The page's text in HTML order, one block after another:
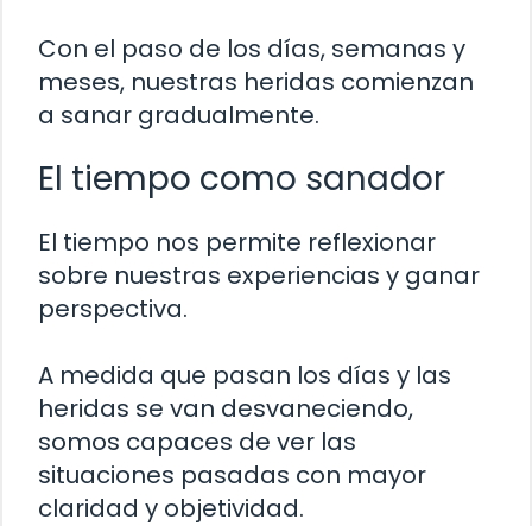
Con el paso de los días, semanas y
meses, nuestras heridas comienzan
a sanar gradualmente.
El tiempo como sanador
El tiempo nos permite reflexionar
sobre nuestras experiencias y ganar
perspectiva.
A medida que pasan los días y las
heridas se van desvaneciendo,
somos capaces de ver las
situaciones pasadas con mayor
claridad y objetividad.